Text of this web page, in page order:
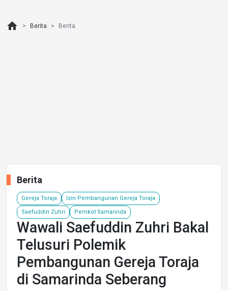
home Berita Berita
Berita
Gereja Toraja Izin Pembangunan Gereja Toraja
Saefuddin Zuhri Pemkot Samarinda
Wawali Saefuddin Zuhri Bakal
Telusuri Polemik
Pembangunan Gereja Toraja
di Samarinda Seberang